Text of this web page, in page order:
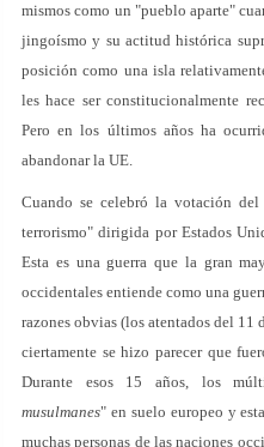
mismos como un "pueblo aparte"
jingoísmo y su actitud histórica
posición como una isla
les hace ser constitucionalmente
Pero en los últimos años ha
abandonar la UE.
Cuando se celebró la votación
terrorismo" dirigida por Estados
Esta es una guerra que la gran
occidentales entiende como una
razones obvias (los atentados del 11
ciertamente se hizo parecer que
Durante esos 15 años, los
musulmanes" en suelo europeo y
muchas personas de las naciones